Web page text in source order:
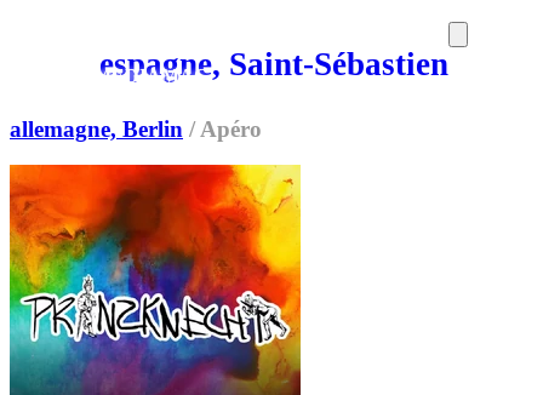
espagne, Saint-Sébastien
MEDIAMAG
allemagne, Berlin / Apéro